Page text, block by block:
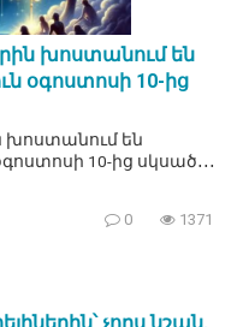
խոստանում են
օգոստոսի 10-ից
խոստանում են
10-ից սկսած․․․
0 1371
չորս նշան,